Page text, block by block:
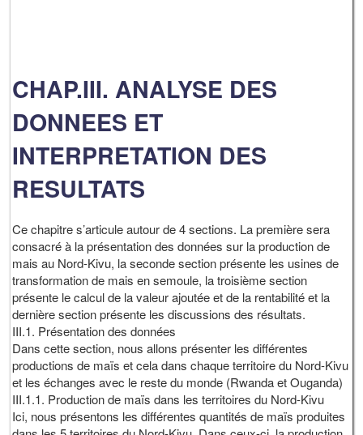
CHAP.III. ANALYSE DES
DONNEES ET
INTERPRETATION DES
RESULTATS
Ce chapitre s’articule autour de 4 sections. La première sera
consacré à la présentation des données sur la production de
mais au Nord-Kivu, la seconde section présente les usines de
transformation de mais en semoule, la troisième section
présente le calcul de la valeur ajoutée et de la rentabilité et la
dernière section présente les discussions des résultats.
III.1. Présentation des données
Dans cette section, nous allons présenter les différentes
productions de maïs et cela dans chaque territoire du Nord-Kivu
et les échanges avec le reste du monde (Rwanda et Ouganda)
III.1.1. Production de maïs dans les territoires du Nord-Kivu
Ici, nous présentons les différentes quantités de maïs produites